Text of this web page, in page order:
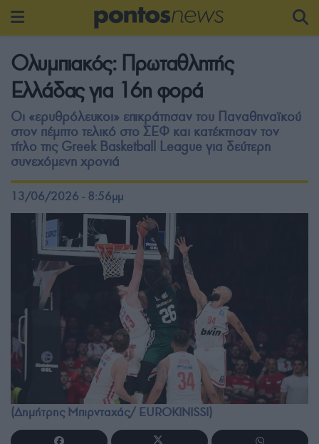
Ολυμπιακός: Πρωταθλητής
Ελλάδας για 16η φορά
Οι «ερυθρόλευκοι» επικράτησαν του Παναθηναϊκού
στον πέμπτο τελικό στο ΣΕΦ και κατέκτησαν τον
τίτλο της Greek Basketball League για δεύτερη
συνεχόμενη χρονιά
13/06/2026 - 8:56μμ
(Δημήτρης Μπιρνταχάς/ EUROKINISSI)